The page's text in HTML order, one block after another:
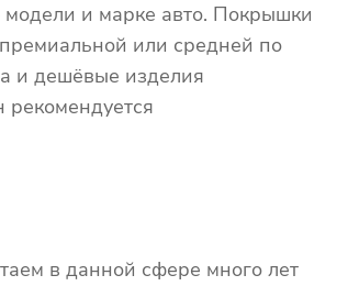
и марке авто. Покрышки
или средней по
и дешёвые изделия
в данной сфере много лет